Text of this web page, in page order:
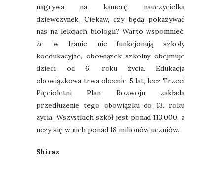
nagrywa na kamerę nauczycielka
dziewczynek. Ciekaw, czy będą pokazywać
nas na lekcjach biologii? Warto wspomnieć,
że w Iranie nie funkcjonują szkoły
koedukacyjne, obowiązek szkolny obejmuje
dzieci od 6. roku życia. Edukacja
obowiązkowa trwa obecnie 5 lat, lecz Trzeci
Pięcioletni Plan Rozwoju zakłada
przedłużenie tego obowiązku do 13. roku
życia. Wszystkich szkół jest ponad 113,000, a
uczy się w nich ponad 18 milionów uczniów.
Shiraz